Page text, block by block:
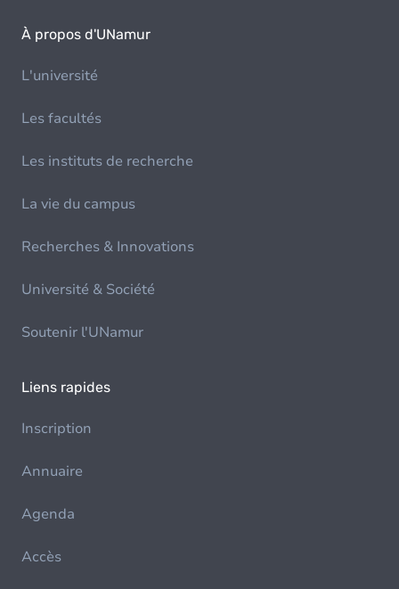
À propos d'UNamur
L'université
Les facultés
Les instituts de recherche
La vie du campus
Recherches & Innovations
Université & Société
Soutenir l'UNamur
Liens rapides
Inscription
Annuaire
Agenda
Accès